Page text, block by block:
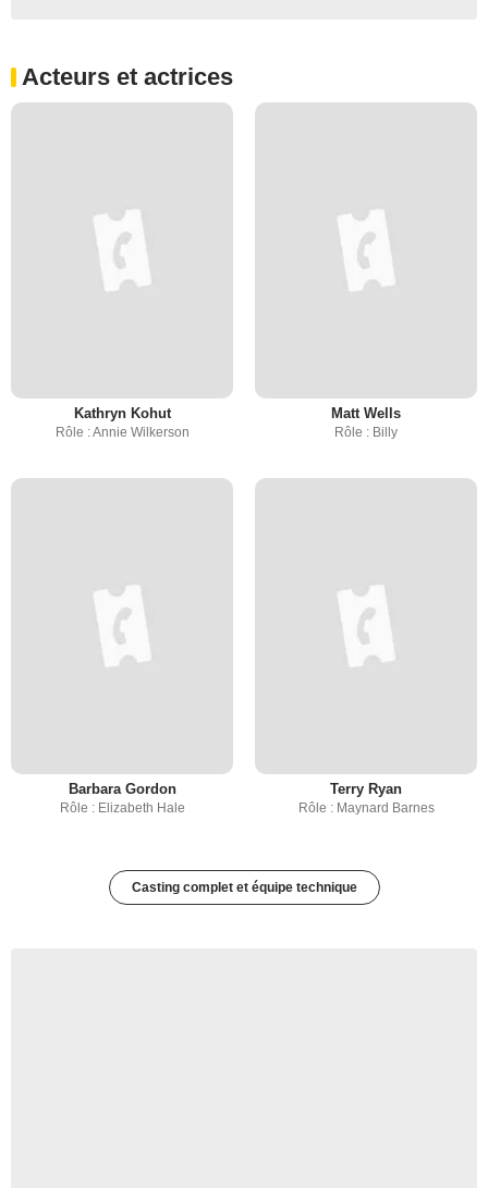
Acteurs et actrices
Kathryn Kohut
Rôle : Annie Wilkerson
Matt Wells
Rôle : Billy
Barbara Gordon
Rôle : Elizabeth Hale
Terry Ryan
Rôle : Maynard Barnes
Casting complet et équipe technique